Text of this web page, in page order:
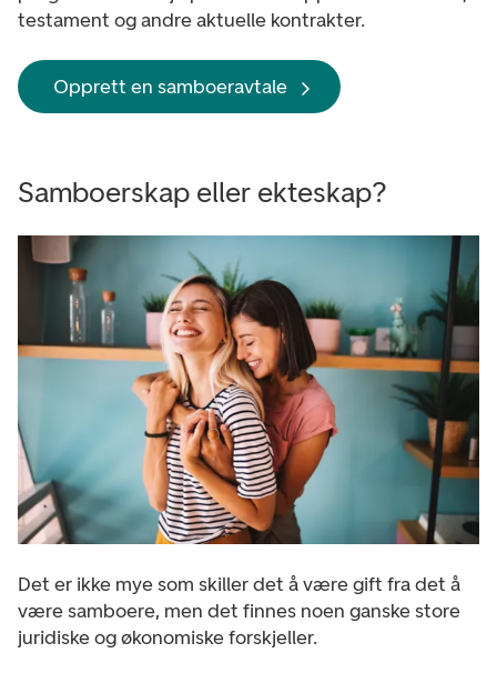
testament og andre aktuelle kontrakter.
Opprett en samboeravtale
Samboerskap eller ekteskap?
Det er ikke mye som skiller det å være gift fra det å
være samboere, men det finnes noen ganske store
juridiske og økonomiske forskjeller.